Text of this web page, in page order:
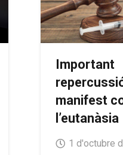
Important
manifest
l’eutanàsia
1 d'octubre